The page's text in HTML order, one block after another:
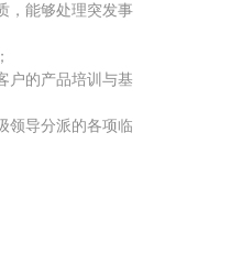
，能够处理突发事
户的产品培训与基
领导分派的各项临